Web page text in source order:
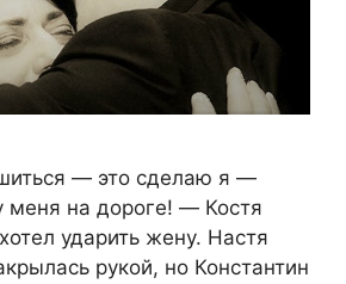
― это сделаю я ―
меня на дороге! ― Костя
ударить жену. Настя
рукой, но Константин